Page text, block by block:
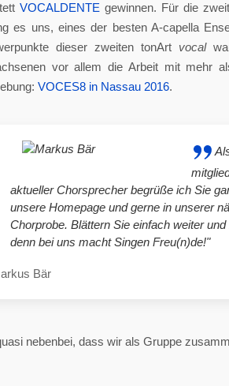
VOCALDENTE gewinnen. Für die
es uns, eines der besten A-capella
dieser zweiten tonArt vocal
vor allem die Arbeit mit mehr
VOCES8 in Nassau 2016.
aktueller Chorsprecher begrüße ich Sie
unsere Homepage und gerne in unserer
Chorprobe. Blättern Sie einfach weiter
denn bei uns macht Singen Freu(n)de!"
Bär
nebenbei, dass wir als Gruppe